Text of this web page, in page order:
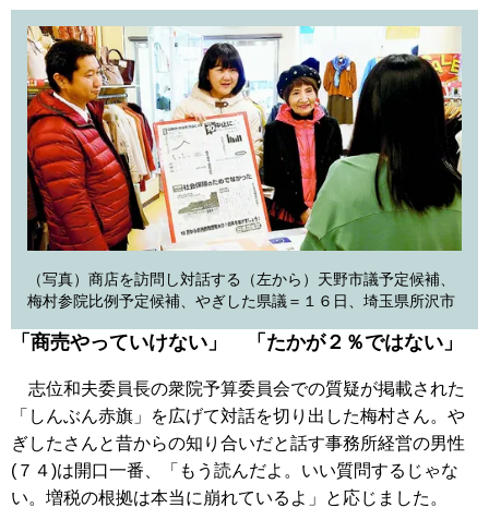
（写真）商店を訪問し対話する（左から）天野市議予定候補、
梅村参院比例予定候補、やぎした県議＝１６日、埼玉県所沢市
「商売やっていけない」 「たかが２％ではない」
志位和夫委員長の衆院予算委員会での質疑が掲載された
「しんぶん赤旗」を広げて対話を切り出した梅村さん。や
ぎしたさんと昔からの知り合いだと話す事務所経営の男性
(７４)は開口一番、「もう読んだよ。いい質問するじゃな
い。増税の根拠は本当に崩れているよ」と応じました。